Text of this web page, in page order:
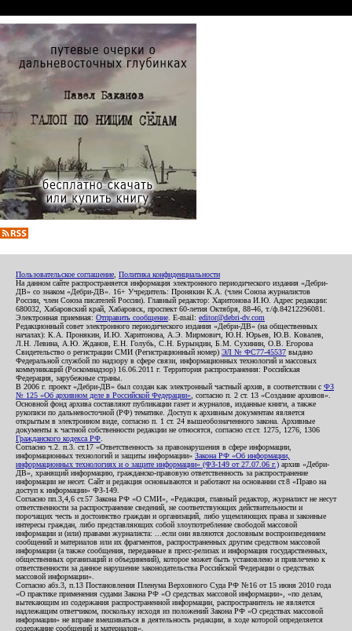
Пользовательское соглашение Политика конфиденциальности
На данном сайте распространяется информация электронного периодического издания «Дебри-
ДВ» со знаком «Дебри-ДВ». 16+ Учредитель: Пронякин К.А. (член Союза журналистов
России, член Союза писателей России). Главный редактор: Харитонова И.Ю. Адрес редакции:
680032, Хабаровский край, Хабаровск, проспект 60-летия Октября, 88-46, т./ф.84212296081.
Электронная приемная: Отправить сообщение . E-mail: editor@debri-dv.com
Редакционный совет электронного периодического издания «Дебри-ДВ» (на общественных
началах): К.А. Пронякин, И.Ю. Харитонова, А.Э. Мирмович, Ю.Н. Юрьев, Ю.В. Ковалев,
Л.Н. Левина, А.Ю. Жданов, Е.Н. Голубь, С.Н. Бурындин, Б.М. Сухинин, О.В. Егорова
Свидетельство о регистрации СМИ (Регистрационный номер) ЭЛ № ФС77-45537 выдано
Федеральной службой по надзору в сфере связи, информационных технологий и массовых
коммуникаций (Роскомнадзор) 16.06.2011 г. Территория распространения: Российская
Федерация, зарубежные страны.
В 2006 г. проект «Дебри-ДВ» был создан как электронный частный архив, в соответствии с ФЗ
№ 125 «Об архивном деле в Российской Федерации» , согласно п. 2 ст. 13 «Создание архивов».
Основной фонд архива составляют публикации газет и журналов, изданные книги, а также
рукописи по дальневосточной (РФ) тематике. Доступ к архивным документам является
открытым в электронном виде, согласно п. 1 ст. 24 вышеобозначенного закона. Архивные
документы к частной собственности редакции не относятся, согласно ст.ст. 1275, 1276, 1306
Гражданского кодекса РФ
Согласно ч.2. п.3. ст.17 «Ответственность за правонарушения в сфере информации,
информационных технологий и защиты информации» Закона РФ «Об информации,
информационных технологиях и о защите информации» (ФЗ-149 от 27.07.06 г.) архив «Дебри-
ДВ», хранящий информацию, гражданско-правовую ответственность за распространение
информации не несет. Сайт и редакция основываются и работают на основании ст.8 «Право на
доступ к информации» ФЗ-149.
Согласно пп.3,4,6 ст.57 Закона РФ «О СМИ», «Редакция, главный редактор, журналист не несут
ответственности за распространение сведений, не соответствующих действительности и
порочащих честь и достоинство граждан и организаций, либо ущемляющих права и законные
интересы граждан, либо представляющих собой злоупотребление свободой массовой
информации и (или) правами журналиста: ...если они являются дословным воспроизведением
сообщений и материалов или их фрагментов, распространенных другим средством массовой
информации (а также сообщения, переданные в пресс-релизах и информация государственных,
общественных организаций и объединений), которое может быть установлено и привлечено к
ответственности за данное нарушение законодательства Российской Федерации о средствах
массовой информации».
Согласно абз.3, п.13 Постановления Пленума Верховного Суда РФ №16 от 15 июня 2010 года
«О практике применения судами Закона РФ «О средствах массовой информации», «по делам,
вытекающим из содержания распространенной информации, распространитель не является
надлежащим ответчиком, поскольку исходя из положений Закона РФ «О средствах массовой
информации» не вправе вмешиваться в деятельность редакции, в ходе которой определяется
содержание сообщений и материалов».